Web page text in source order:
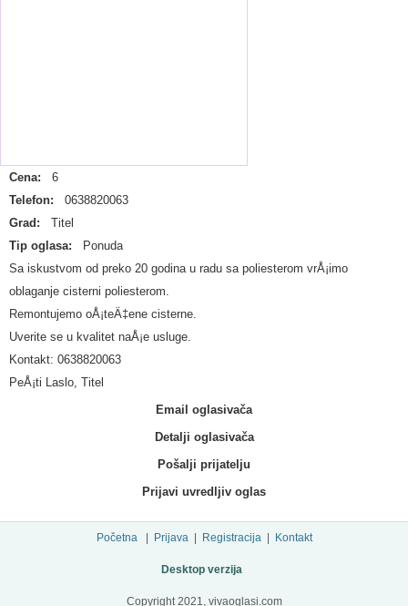
Cena: 6
Telefon: 0638820063
Grad: Titel
Tip oglasa: Ponuda
Sa iskustvom od preko 20 godina u radu sa poliesterom vrÅ¡imo
oblaganje cisterni poliesterom.
Remontujemo oÅ¡teÄ‡ene cisterne.
Uverite se u kvalitet naÅ¡e usluge.
Kontakt: 0638820063
PeÅ¡ti Laslo, Titel
Email oglasivača
Detalji oglasivača
Pošalji prijatelju
Prijavi uvredljiv oglas
Početna Prijava Registracija Kontakt
Desktop verzija
Copyright 2021, vivaoglasi.com